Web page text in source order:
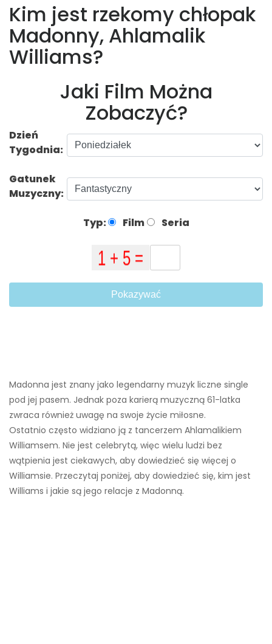
Kim jest rzekomy chłopak
Madonny, Ahlamalik
Williams?
Jaki Film Można
Zobaczyć?
Dzień
Tygodnia:
Gatunek
Muzyczny:
Typ: Film Seria
Pokazywać
Madonna jest znany jako legendarny muzyk liczne single
pod jej pasem. Jednak poza karierą muzyczną 61-latka
zwraca również uwagę na swoje życie miłosne.
Ostatnio często widziano ją z tancerzem Ahlamalikiem
Williamsem. Nie jest celebrytą, więc wielu ludzi bez
wątpienia jest ciekawych, aby dowiedzieć się więcej o
Williamsie. Przeczytaj poniżej, aby dowiedzieć się, kim jest
Williams i jakie są jego relacje z Madonną.